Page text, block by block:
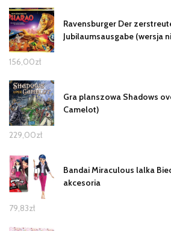
Ravensburger Der
Jubilaumsausgabe (wersja
156,00zł
Gra planszowa Shadows
Camelot)
229,00zł
Bandai Miraculous lalka
akcesoria
79,83zł